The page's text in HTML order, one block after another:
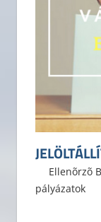
2021.
ELTE ÁJK
Ellenõrzõ
pályázatok